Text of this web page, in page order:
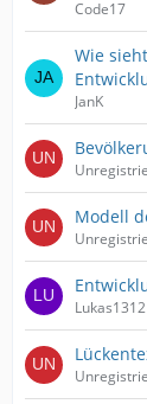
Code17
Wie
JanK
Modell
Lukas1312